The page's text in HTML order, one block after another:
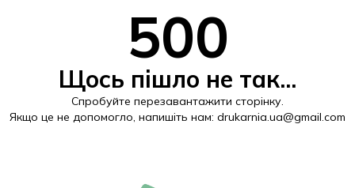
500
Щось пішло не так...
Спробуйте перезавантажити сторінку.
Якщо це не допомогло, напишіть нам: drukarnia.ua@gmail.com